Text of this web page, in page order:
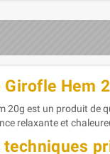
Girofle Hem
20g est un produit
relaxante et